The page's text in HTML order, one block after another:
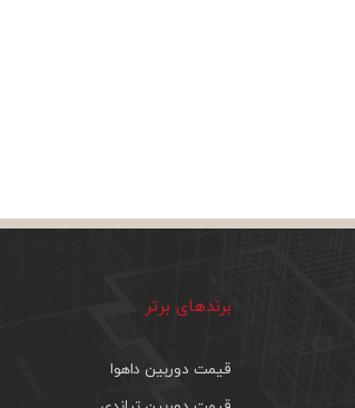
برندهای برتر
قیمت دوربین داهوا